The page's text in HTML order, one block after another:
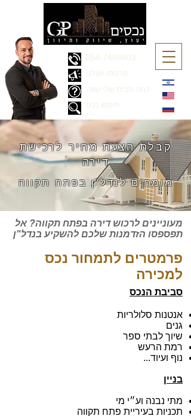
054-7488803
כמה הבית שלי שווה
פרסמו אצלנו
חיפוש נכס
קבלת הצעת מחיר לרכישת
דירה
מומחים לנדל"ן בפתח תקווה
מעוניינים לרכוש דירה בפתח תקווה? אל
תפספסו הזדמנות שלכם להשקיע בנדל"ן
פרמטרים לתמחור נכס
למכירה
סביבת הנכס
אנטנות סלולריות
גנים
שיוך לבתי ספר
רמת הרעש
נוף ועיוד...
בניין
מתי נבנה וע״י מי
תכניות בעיריית פתח תקווה